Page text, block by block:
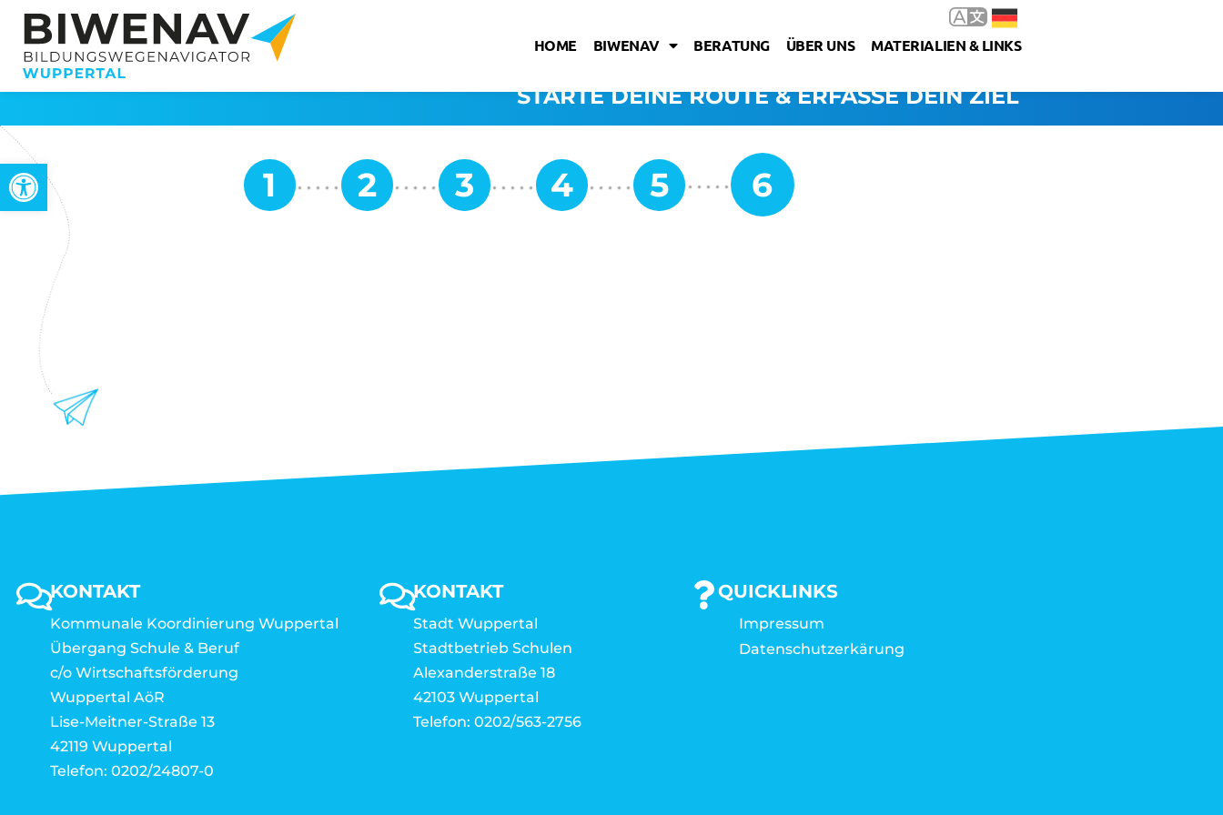
Werkzeugleiste öffnen
HOME BIWENAV BERATUNG ÜBER UNS MATERIALIEN & LINKS
STARTE DEINE ROUTE & ERFASSE DEIN ZIEL
KONTAKT
Kommunale Koordinierung Wuppertal
Übergang Schule & Beruf
c/o Wirtschaftsförderung
Wuppertal AöR
Lise-Meitner-Straße 13
42119 Wuppertal
Telefon: 0202/24807-0
KONTAKT
Stadt Wuppertal
Stadtbetrieb Schulen
Alexanderstraße 18
42103 Wuppertal
Telefon: 0202/563-2756
QUICKLINKS
Impressum
Datenschutzerkärung